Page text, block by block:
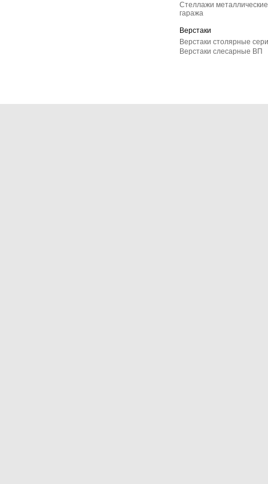
Стеллажи
гаража
Верстаки
Верстаки столярные
Верстаки слесарные ВП